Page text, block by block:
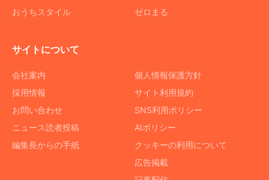
おうちスタイル
ゼロまる
サイトについて
会社案内
採用情報
お問い合わせ
ニュース読者投稿
編集長からの手紙
個人情報保護方針
サイト利用規約
SNS利用ポリシー
AIポリシー
クッキーの利用について
広告掲載